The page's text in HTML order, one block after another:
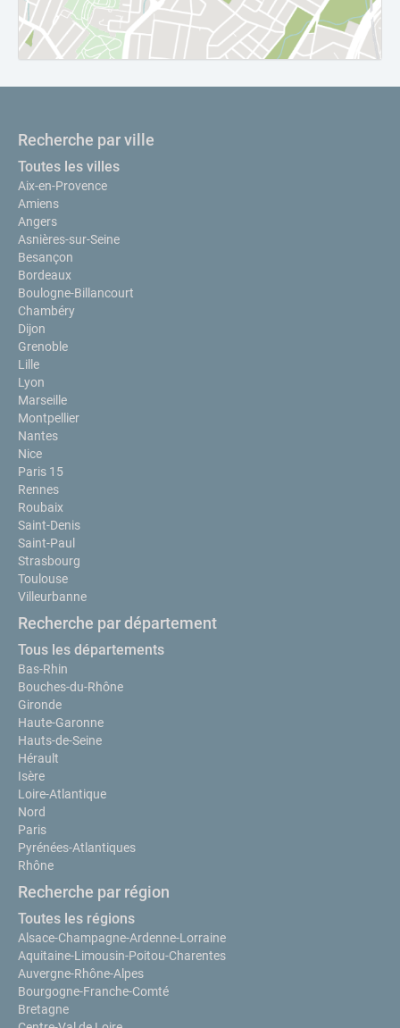
Recherche par ville
Toutes les villes
Aix-en-Provence
Amiens
Angers
Asnières-sur-Seine
Besançon
Bordeaux
Boulogne-Billancourt
Chambéry
Dijon
Grenoble
Lille
Lyon
Marseille
Montpellier
Nantes
Nice
Paris 15
Rennes
Roubaix
Saint-Denis
Saint-Paul
Strasbourg
Toulouse
Villeurbanne
Recherche par département
Tous les départements
Bas-Rhin
Bouches-du-Rhône
Gironde
Haute-Garonne
Hauts-de-Seine
Hérault
Isère
Loire-Atlantique
Nord
Paris
Pyrénées-Atlantiques
Rhône
Recherche par région
Toutes les régions
Alsace-Champagne-Ardenne-Lorraine
Aquitaine-Limousin-Poitou-Charentes
Auvergne-Rhône-Alpes
Bourgogne-Franche-Comté
Bretagne